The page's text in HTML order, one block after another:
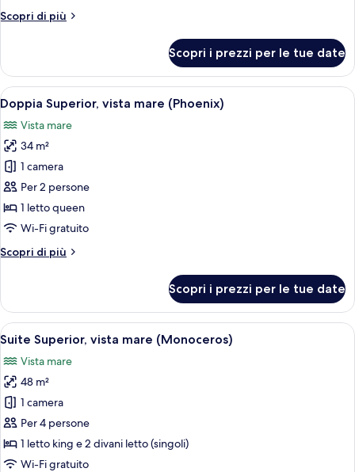
(Centaurus)
Scopri di più
Altri
Junior,
vista
mare
(Centaurus)
Scopri i prezzi per le tue date
Apri
tutte
le
foto
per
Doppia
Superior,
vista
(Phoenix)
Una camera da letto con un letto,
6
Doppia Superior, vista mare (Phoenix)
Vista mare
34 m²
1 camera
Per 2 persone
1 letto queen
Wi-Fi gratuito
Scopri di più
Altri
Superior,
vista
mare
(Phoenix)
Scopri i prezzi per le tue date
Apri
tutte
le
foto
per
Suite
Superior,
vista
Una camera da letto con un letto
6
Suite Superior, vista mare (Monoceros)
Vista mare
48 m²
1 camera
Per 4 persone
1 letto king e 2 divani letto (singoli)
Wi-Fi gratuito